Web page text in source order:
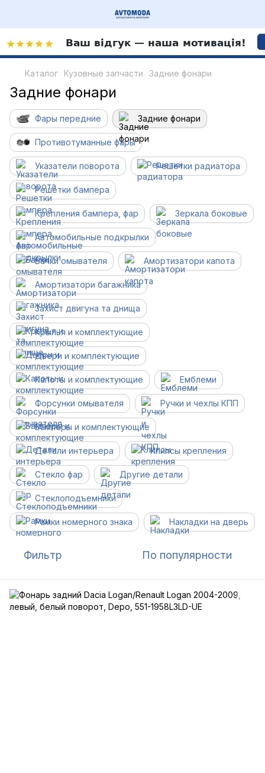
Каталог Кузовные запчасти Задние фонари
Задние фонари
Фары передние Задние фонари
Противотуманные фары
Указатели поворота Решетки радиатора
Решетки бампера
Крепления бампера, фар Зеркала боковые
Автомобильные подкрылки
Бачки омывателя Амортизатори капота
Амортизатори багажника
Захист двигуна та днища
Крылья и комплектующие
Двери и комплектующие
Капоты и комплектующие Емблеми
Форсунки омывателя Ручки и чехлы КПП
Бамперы и комплектующие
Детали интерьера Клипсы крепления
Стекло фар Другие детали
Cтеклоподъемники
Рамки номерного знака Накладки на дверь
Фильтр По популярности